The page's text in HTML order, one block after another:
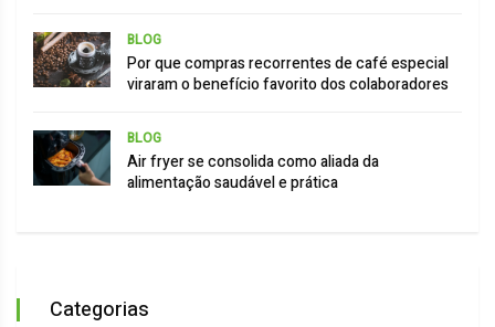
BLOG
Por que compras recorrentes de café especial
viraram o benefício favorito dos colaboradores
BLOG
Air fryer se consolida como aliada da
alimentação saudável e prática
Categorias